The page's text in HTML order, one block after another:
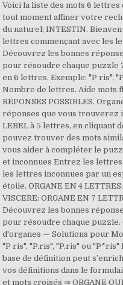
Voici la liste des mots 6 lettres
tout moment affiner votre
du naturel; INTESTIN.
lettres commençant avec les
Découvrez les bonnes
pour résoudre chaque puzzle
en 6 lettres. Exemple: "P ris",
Nombre de lettres. Aide mots
RÉPONSES POSSIBLES.
réponses que vous trouverez
LEBEL à 5 lettres, en cliquant
pouvez trouver des mots
vous aider à compléter le
et inconnues Entrez les
les lettres inconnues par un
étoile. ORGANE EN 4
VISCERE: ORGANE EN 7
Découvrez les bonnes
pour résoudre chaque puzzle.
d'organes — Solutions pour
"P ris", "P.ris", "P,ris" ou "P*ris"
base de définition peut
vos définitions dans le
et mots croisés ⇒ ORGANE